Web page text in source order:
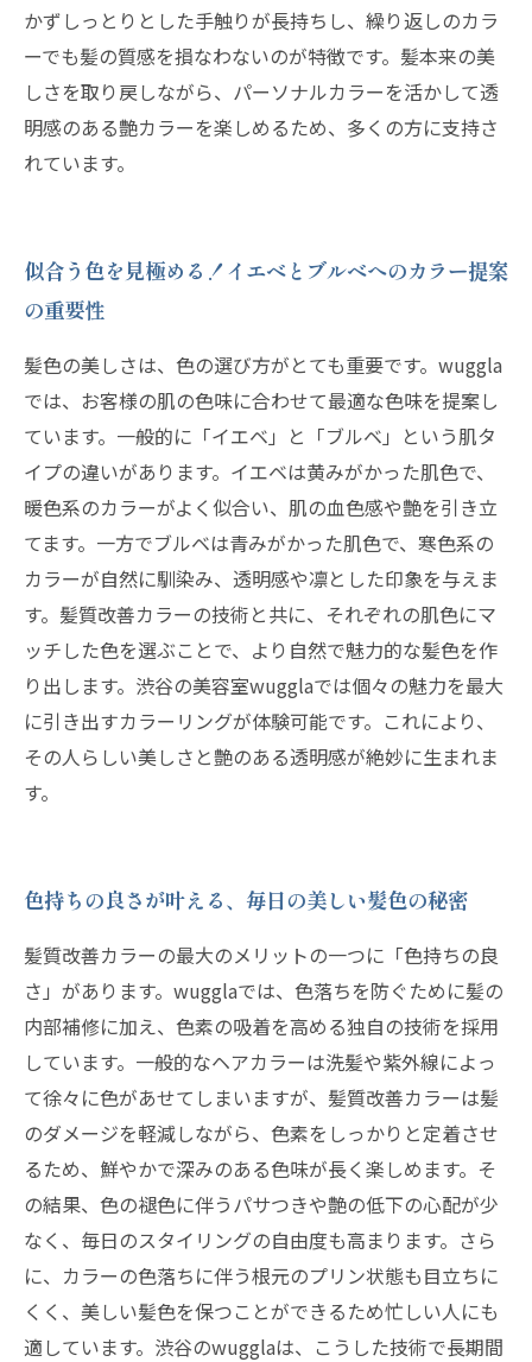
かずしっとりとした手触りが長持ちし、繰り返しのカラ
ーでも髪の質感を損なわないのが特徴です。髪本来の美
しさを取り戻しながら、パーソナルカラーを活かして透
明感のある艶カラーを楽しめるため、多くの方に支持さ
れています。
似合う色を見極める！イエベとブルベへのカラー提案
の重要性
髪色の美しさは、色の選び方がとても重要です。wuggla
では、お客様の肌の色味に合わせて最適な色味を提案し
ています。一般的に「イエベ」と「ブルベ」という肌タ
イプの違いがあります。イエベは黄みがかった肌色で、
暖色系のカラーがよく似合い、肌の血色感や艶を引き立
てます。一方でブルベは青みがかった肌色で、寒色系の
カラーが自然に馴染み、透明感や凛とした印象を与えま
す。髪質改善カラーの技術と共に、それぞれの肌色にマ
ッチした色を選ぶことで、より自然で魅力的な髪色を作
り出します。渋谷の美容室wugglaでは個々の魅力を最大
に引き出すカラーリングが体験可能です。これにより、
その人らしい美しさと艶のある透明感が絶妙に生まれま
す。
色持ちの良さが叶える、毎日の美しい髪色の秘密
髪質改善カラーの最大のメリットの一つに「色持ちの良
さ」があります。wugglaでは、色落ちを防ぐために髪の
内部補修に加え、色素の吸着を高める独自の技術を採用
しています。一般的なヘアカラーは洗髪や紫外線によっ
て徐々に色があせてしまいますが、髪質改善カラーは髪
のダメージを軽減しながら、色素をしっかりと定着させ
るため、鮮やかで深みのある色味が長く楽しめます。そ
の結果、色の褪色に伴うパサつきや艶の低下の心配が少
なく、毎日のスタイリングの自由度も高まります。さら
に、カラーの色落ちに伴う根元のプリン状態も目立ちに
くく、美しい髪色を保つことができるため忙しい人にも
適しています。渋谷のwugglaは、こうした技術で長期間